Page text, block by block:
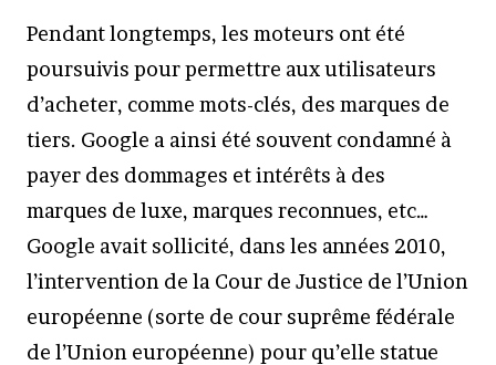
Pendant longtemps, les moteurs ont été
poursuivis pour permettre aux utilisateurs
d’acheter, comme mots-clés, des marques de
tiers. Google a ainsi été souvent condamné à
payer des dommages et intérêts à des
marques de luxe, marques reconnues, etc…
Google avait sollicité, dans les années 2010,
l’intervention de la Cour de Justice de l’Union
européenne (sorte de cour suprême fédérale
de l’Union européenne) pour qu’elle statue